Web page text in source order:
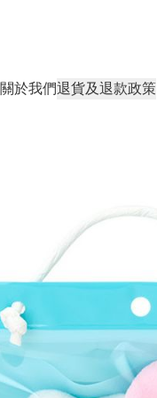
關於我們退貨及退款政策